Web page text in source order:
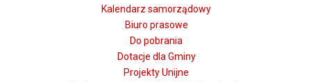
Kalendarz samorządowy
Biuro prasowe
Do pobrania
Dotacje dla Gminy
Projekty Unijne